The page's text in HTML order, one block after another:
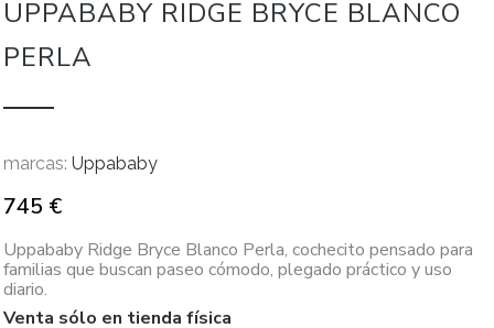
UPPABABY RIDGE BRYCE BLANCO
PERLA
marcas: Uppababy
745 €
Uppababy Ridge Bryce Blanco Perla, cochecito pensado para
familias que buscan paseo cómodo, plegado práctico y uso
diario.
Venta sólo en tienda física